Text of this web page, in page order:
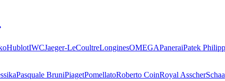
HublotIWCJaeger-LeCoultreLonginesOMEGAPaneraiPatek
Pasquale BruniPiagetPomellatoRoberto CoinRoyal Asscher